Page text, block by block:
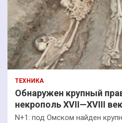
ТЕХНИКА
Обнаружен крупный
некрополь XVII—XVIII
N+1: под Омском найден